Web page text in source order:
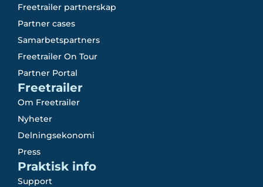
Freetrailer partnerskap
Partner cases
Samarbetspartners
Freetrailer On Tour
Partner Portal
Freetrailer
Om Freetrailer
Nyheter
Delningsekonomi
Press
Praktisk info
Support